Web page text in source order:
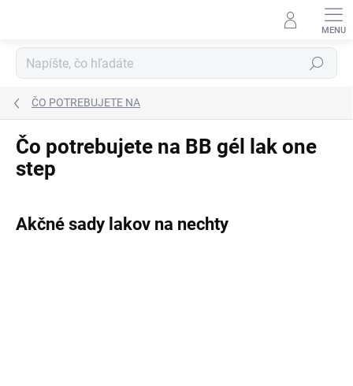
Hľadať
ČO POTREBUJETE NA
Čo potrebujete na BB gél lak one
step
Akčné sady lakov na nechty